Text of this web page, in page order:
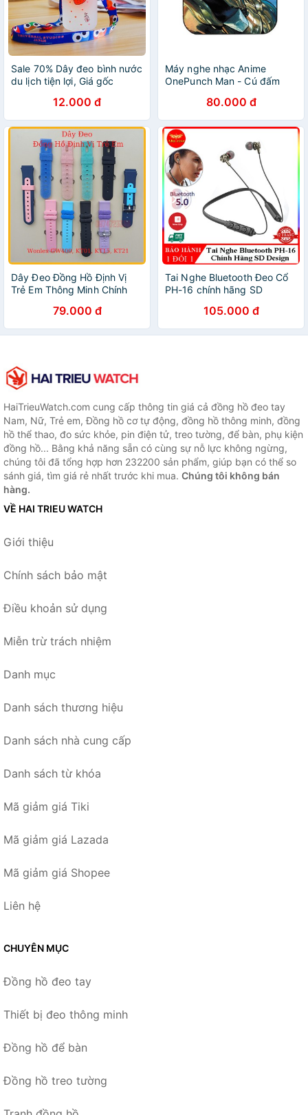
Sale 70% Dây đeo bình nước
du lịch tiện lợi, Giá gốc
12.000 đ
Máy nghe nhạc Anime
OnePunch Man - Cú đấm
tai nghe cắm dây có mic và
dây sạc mp3 anime chibi
80.000 đ
Dây Đeo Đồng Hồ Định Vị
Trẻ Em Thông Minh Chính
GW400X, GW400S, KT15,
KT21, KT23, KT24 KT20S
KT24S
79.000 đ
Tai Nghe Bluetooth Đeo Cổ
PH-16 chính hãng SD
Âm Thanh Tuyệt Vời Trải
Nghiệm Thú Vị
105.000 đ
HaiTrieuWatch.com cung cấp thông tin giá cả đồng hồ đeo tay
Nam, Nữ, Trẻ em, Đồng hồ cơ tự động, đồng hồ thông minh, đồng
hồ thể thao, đo sức khỏe, pin điện tử, treo tường, để bàn, phụ kiện
đồng hồ... Bằng khả năng sẵn có cùng sự nỗ lực không ngừng,
chúng tôi đã tổng hợp hơn 232200 sản phẩm, giúp bạn có thể so
sánh giá, tìm giá rẻ nhất trước khi mua. Chúng tôi không bán
hàng.
VỀ HAI TRIEU WATCH
Giới thiệu
Chính sách bảo mật
Điều khoản sử dụng
Miễn trừ trách nhiệm
Danh mục
Danh sách thương hiệu
Danh sách nhà cung cấp
Danh sách từ khóa
Mã giảm giá Tiki
Mã giảm giá Lazada
Mã giảm giá Shopee
Liên hệ
CHUYÊN MỤC
Đồng hồ đeo tay
Thiết bị đeo thông minh
Đồng hồ để bàn
Đồng hồ treo tường